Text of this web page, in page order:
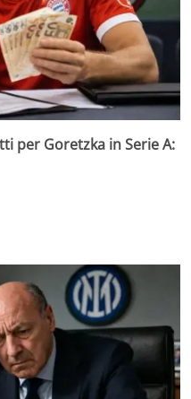
per Goretzka in Serie A: